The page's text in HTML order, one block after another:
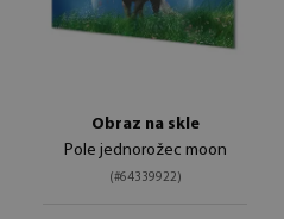
Obraz na skle
Pole jednorožec moon
(#64339922)